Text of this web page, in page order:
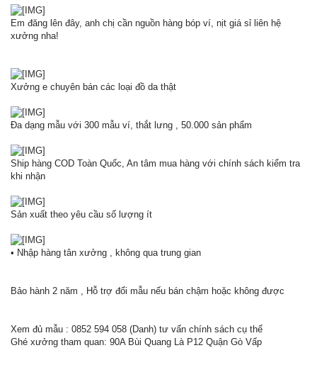
Em đăng lên đây, anh chị cần nguồn hàng bóp ví, nịt giá sỉ liên hệ
xưởng nha!
Xưởng e chuyên bán các loại đồ da thật
Đa dạng mẫu với 300 mẫu ví, thắt lưng , 50.000 sản phẩm
Ship hàng COD Toàn Quốc, An tâm mua hàng với chính sách kiểm tra
khi nhận
Sản xuất theo yêu cầu số lượng ít
• Nhập hàng tân xưởng , không qua trung gian
Bảo hành 2 năm , Hỗ trợ đổi mẫu nếu bán chậm hoặc không được
Xem đủ mẫu : 0852 594 058 (Danh) tư vấn chính sách cụ thể
Ghé xưởng tham quan: 90A Bùi Quang Là P12 Quận Gò Vấp